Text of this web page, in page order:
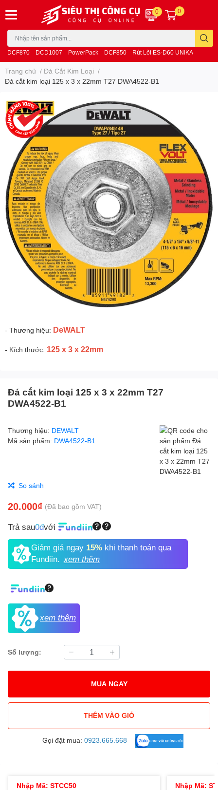
DCF870 DCD1007 PowerPack DCF850 Rút Lõi ES-D60 UNIKA
0 0
Trang chủ / Đá Cắt Kim Loại /
Đá cắt kim loại 125 x 3 x 22mm T27 DWA4522-B1
- Thương hiệu: DeWALT
- Kích thước: 125 x 3 x 22mm
Đá cắt kim loại 125 x 3 x 22mm T27
DWA4522-B1
Thương hiệu: DEWALT
Mã sản phẩm: DWA4522-B1
So sánh
20.000₫ (Đã bao gồm VAT)
Trả sau0đvới
Giảm giá ngay 15%khi thanh toán qua
Fundiin. xem thêm
xem thêm
Số lượng:
MUA NGAY
THÊM VÀO GIỎ
Gọi đặt mua: 0923.665.668
Nhập Mã: STCC50 Nhập Mã: